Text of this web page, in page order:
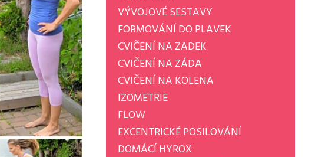
VÝVOJOVÉ SESTAVY
FORMOVÁNÍ DO PLAVEK
CVIČENÍ NA ZADEK
CVIČENÍ NA ZÁDA
CVIČENÍ NA KOLENA
IZOMETRIE
FLOW
EXCENTRICKÉ POSILOVÁNÍ
DOMÁCÍ HYROX